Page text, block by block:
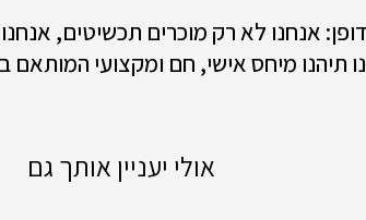
דופן: אנחנו לא רק מוכרים תכשיטים,
תיהנו מיחס אישי, חם ומקצועי המותאם
אולי יעניין אותך גם